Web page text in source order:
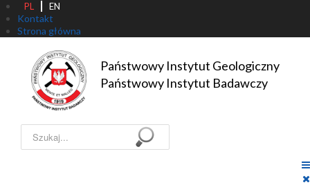
PL EN
Kontakt
Strona główna
Państwowy Instytut Geologiczny
Państwowy Instytut Badawczy
Szukaj...